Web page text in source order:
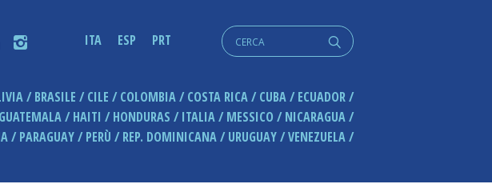
i ITA ESP PRT q
Cerca:
BRASILE CILE COLOMBIA COSTA RICA CUBA
ECUADOR
GUATEMALA HAITI HONDURAS ITALIA MESSICO
NICARAGUA
PARAGUAY PERÙ REP. DOMINICANA URUGUAY VENEZUELA